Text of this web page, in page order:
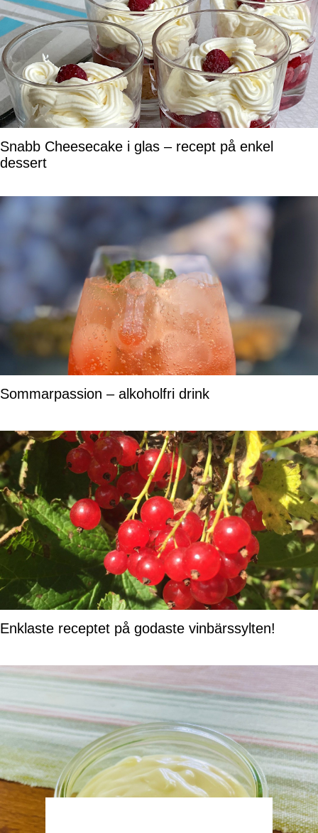
Snabb Cheesecake i glas – recept på enkel
dessert
Sommarpassion – alkoholfri drink
Enklaste receptet på godaste vinbärssylten!